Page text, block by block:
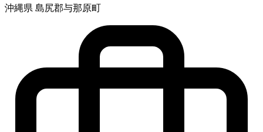
沖縄県 島尻郡与那原町